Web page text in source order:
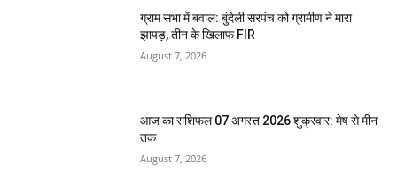
ग्राम सभा में बवाल: बुंदेली सरपंच को ग्रामीण ने मारा
झापड़, तीन के खिलाफ FIR
August 7, 2026
आज का राशिफल 07 अगस्त 2026 शुक्रवार: मेष से मीन
तक
August 7, 2026